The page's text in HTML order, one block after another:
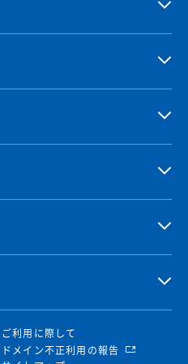
ご利用に際して
ドメイン不正利用の報告